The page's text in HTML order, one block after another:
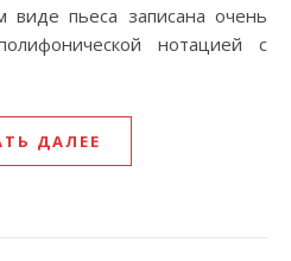
виде пьеса записана очень
нотацией с
ДАЛЕЕ